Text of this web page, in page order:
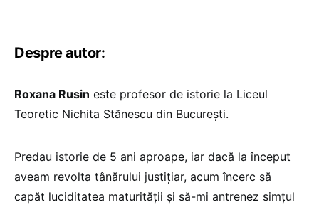
Despre autor:
Roxana Rusin este profesor de istorie la Liceul
Teoretic Nichita Stănescu din București.
Predau istorie de 5 ani aproape, iar dacă la început
aveam revolta tânărului justițiar, acum încerc să
capăt luciditatea maturității și să-mi antrenez simțul